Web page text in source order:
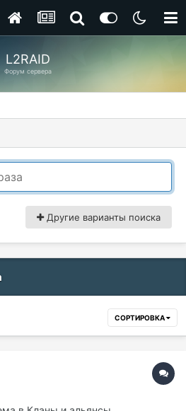
L2RAID
Форум сервера
Другие варианты поиска
СОРТИРОВКА